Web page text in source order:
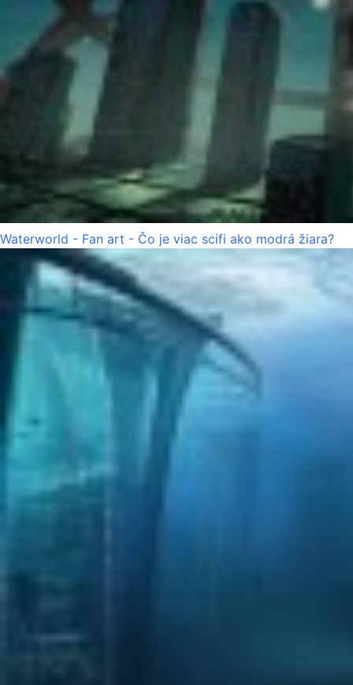
Waterworld - Fan art - Čo je viac scifi ako modrá žiara?